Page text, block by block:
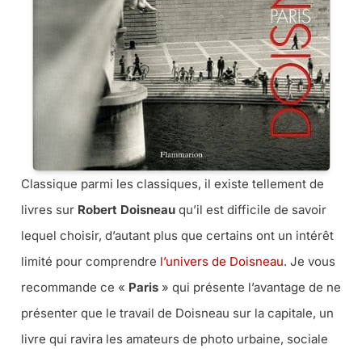
Classique parmi les classiques, il existe tellement de
livres sur Robert Doisneau qu’il est difficile de savoir
lequel choisir, d’autant plus que certains ont un intérêt
limité pour comprendre l’univers de Doisneau. Je vous
recommande ce « Paris » qui présente l’avantage de ne
présenter que le travail de Doisneau sur la capitale, un
livre qui ravira les amateurs de photo urbaine, sociale